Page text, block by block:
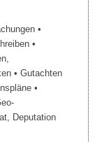
•
•
• Gutachten
•
Deputation